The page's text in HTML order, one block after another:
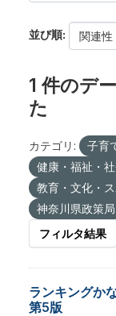
並び順
1 件のデ
た
カテゴリ: 子育
健康・福祉・
教育・文化・
神奈川県政策局
フィルタ結果
ランキングか
第5版